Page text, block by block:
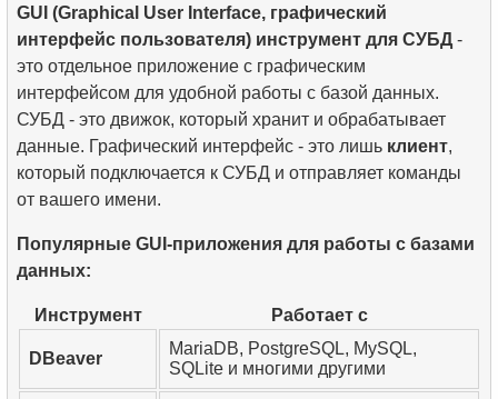
GUI (Graphical User Interface, графический
интерфейс пользователя) инструмент для СУБД -
это отдельное приложение с графическим
интерфейсом для удобной работы с базой данных.
СУБД - это движок, который хранит и обрабатывает
данные. Графический интерфейс - это лишь клиент,
который подключается к СУБД и отправляет команды
от вашего имени.
Популярные GUI-приложения для работы с базами
данных:
Инструмент Работает с
DBeaver
MariaDB, PostgreSQL, MySQL,
SQLite и многими другими